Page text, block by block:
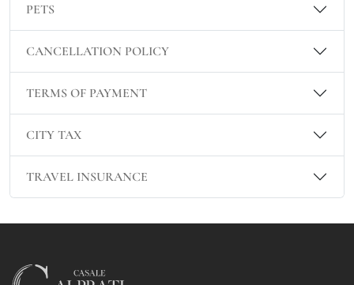
PETS
CANCELLATION POLICY
TERMS OF PAYMENT
CITY TAX
TRAVEL INSURANCE